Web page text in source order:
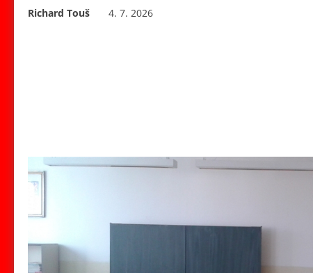
Richard Touš 4. 7. 2026